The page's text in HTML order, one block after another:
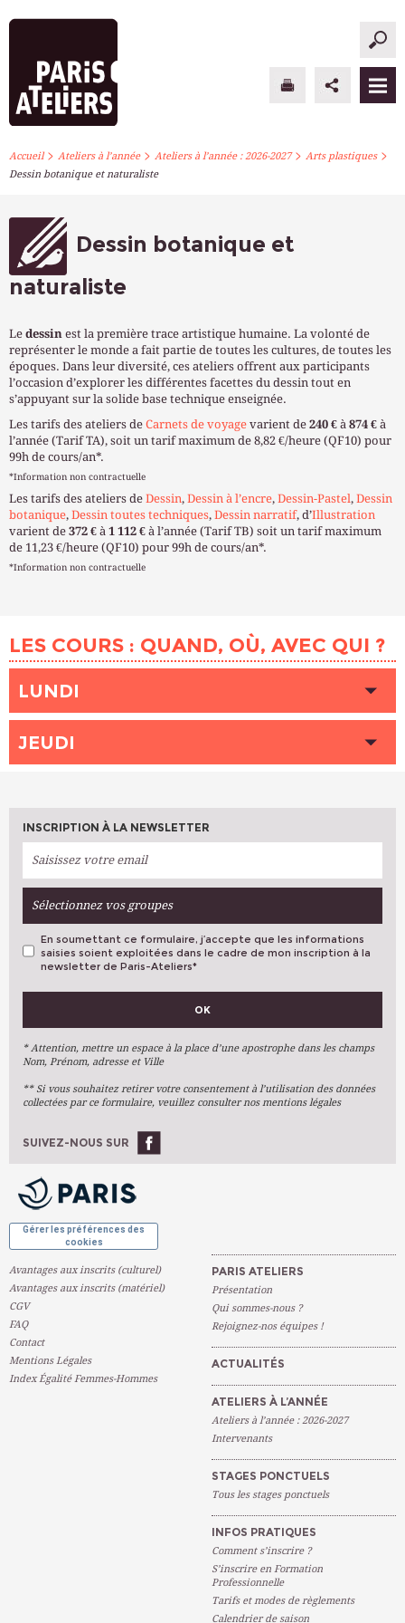
PARIS ATELIERS
ATELIERS À L’ANNÉE
S’INSCRIRE
Accueil> Ateliers à l’année> Ateliers à l’année : 2026-2027> Arts plastiques>
Dessin botanique et naturaliste
Dessin botanique et
naturaliste
Le dessin est la première trace artistique humaine. La volonté de
représenter le monde a fait partie de toutes les cultures, de toutes les
époques. Dans leur diversité, ces ateliers offrent aux participants
l’occasion d’explorer les différentes facettes du dessin tout en
s’appuyant sur la solide base technique enseignée.
Les tarifs des ateliers de Carnets de voyage varient de 240 € à 874 € à
l’année (Tarif TA), soit un tarif maximum de 8,82 €/heure (QF10) pour
99h de cours/an*.
*Information non contractuelle
Les tarifs des ateliers de Dessin, Dessin à l’encre, Dessin-Pastel, Dessin
botanique, Dessin toutes techniques, Dessin narratif, d’Illustration
varient de 372 € à 1 112 € à l’année (Tarif TB) soit un tarif maximum
de 11,23 €/heure (QF10) pour 99h de cours/an*.
*Information non contractuelle
LES COURS : QUAND, OÙ, AVEC QUI ?
LUNDI
HEURE 15h00 - 18h00
LIEU BOTZARIS (Paris 19ème)
LIEU BOTZARIS (Paris 19ème)
INTERVENANT (E) ZIGONI Delphine
JEUDI
INTERVENANT (E) WINKLER Ingrid
PLACES DISPONIBLES Complet
HEURE 14h00 - 17h00
LIEU BOTZARIS (Paris 19ème)
INTERVENANT (E) WINKLER Ingrid
PLACES DISPONIBLES Complet
INSCRIPTION À LA NEWSLETTER
Sélectionnez vos groupes
VOS PRÉFÉRENCES
Arts Plastiques
Arts Du Texte
Arts Numériques
Ateliers À L'année
En soumettant ce formulaire, j’accepte que les informations
saisies soient exploitées dans le cadre de mon inscription à la
newsletter de Paris-Ateliers*
OK
* Attention, mettre un espace à la place d’une apostrophe dans les champs
Nom, Prénom, adresse et Ville
** Si vous souhaitez retirer votre consentement à l’utilisation des données
collectées par ce formulaire, veuillez consulter nos mentions légales
SUIVEZ-NOUS SUR
Gérer les préférences des
cookies
Avantages aux inscrits (culturel)
Avantages aux inscrits (matériel)
CGV
FAQ
Contact
Mentions Légales
Index Égalité Femmes-Hommes
PARIS ATELIERS
Présentation
Qui sommes-nous ?
Rejoignez-nos équipes !
ACTUALITÉS
ATELIERS À L’ANNÉE
Ateliers à l’année : 2026-2027
Intervenants
STAGES PONCTUELS
Tous les stages ponctuels
INFOS PRATIQUES
Comment s’inscrire ?
S’inscrire en Formation
Professionnelle
Tarifs et modes de règlements
Calendrier de saison